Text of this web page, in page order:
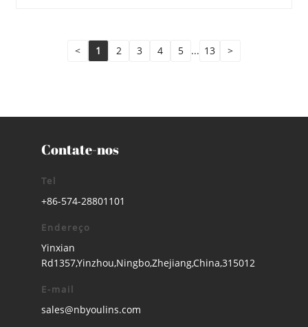
< 1 2 3 4 5 ... 13 >
Contate-nos
Tel
+86-574-28801101
Endereço
Yinxian
Rd1357,Yinzhou,Ningbo,Zhejiang,China,315012
E-mail
sales@nbyoulins.com